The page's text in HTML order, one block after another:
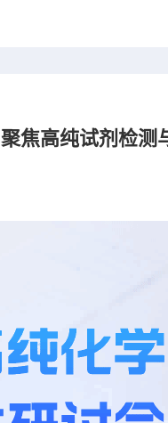
聚焦高纯试剂检测